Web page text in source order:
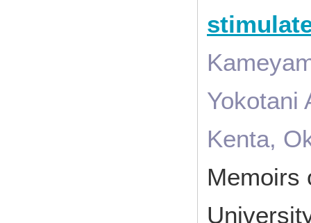
Yokotani
Kenta,
Memoirs